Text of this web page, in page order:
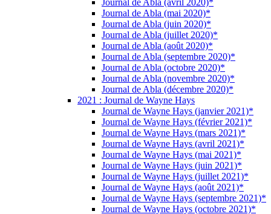
Journal de Abla (avril 2020)*
Journal de Abla (mai 2020)*
Journal de Abla (juin 2020)*
Journal de Abla (juillet 2020)*
Journal de Abla (août 2020)*
Journal de Abla (septembre 2020)*
Journal de Abla (octobre 2020)*
Journal de Abla (novembre 2020)*
Journal de Abla (décembre 2020)*
2021 : Journal de Wayne Hays
Journal de Wayne Hays (janvier 2021)*
Journal de Wayne Hays (février 2021)*
Journal de Wayne Hays (mars 2021)*
Journal de Wayne Hays (avril 2021)*
Journal de Wayne Hays (mai 2021)*
Journal de Wayne Hays (juin 2021)*
Journal de Wayne Hays (juillet 2021)*
Journal de Wayne Hays (août 2021)*
Journal de Wayne Hays (septembre 2021)*
Journal de Wayne Hays (octobre 2021)*